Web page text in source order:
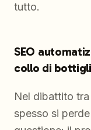
tutto.
SEO
collo di
Nel dibattito
spesso si